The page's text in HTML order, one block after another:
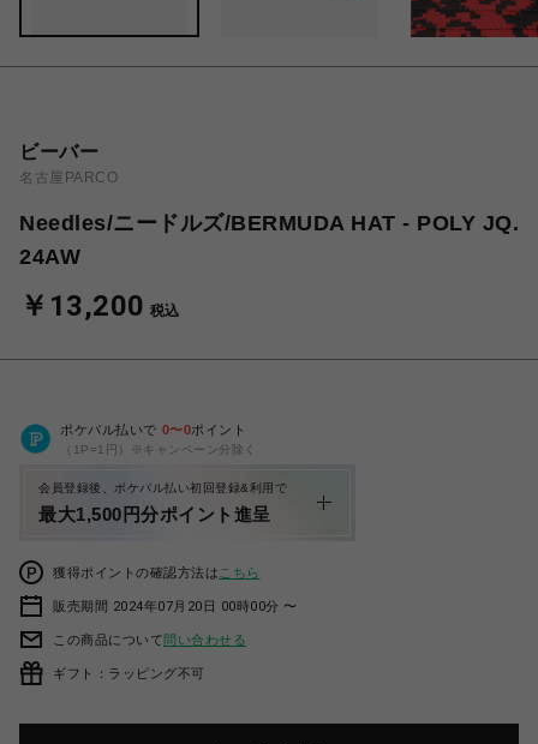
ビーバー
名古屋PARCO
Needles/ニードルズ/BERMUDA HAT - POLY JQ.
24AW
￥13,200 税込
ポケパル払いで 0〜0ポイント
（1P=1円）※キャンペーン分除く
会員登録後、ポケパル払い初回登録&利用で
最大1,500円分ポイント進呈
獲得ポイントの確認方法は こちら
販売期間 2024年07月20日 00時00分 〜
この商品について問い合わせる
ギフト：ラッピング不可